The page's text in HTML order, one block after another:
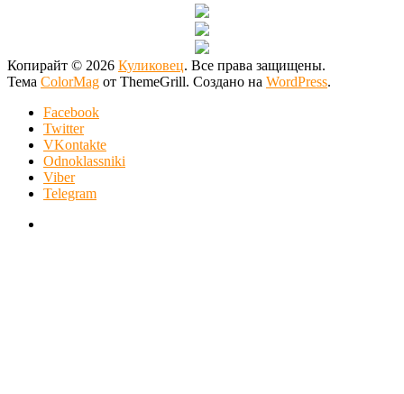
Копирайт © 2026 Куликовец. Все права защищены.
Тема ColorMag от ThemeGrill. Создано на WordPress.
Facebook
Twitter
VKontakte
Odnoklassniki
Viber
Telegram